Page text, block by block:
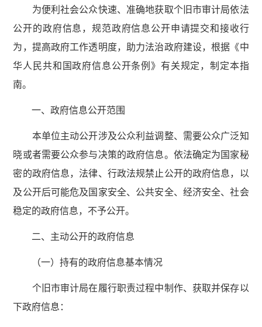
为便利社会公众快速、准确地获取个旧市审计局依法
公开的政府信息，规范政府信息公开申请提交和接收行
为，提高政府工作透明度，助力法治政府建设，根据《中
华人民共和国政府信息公开条例》有关规定，制定本指
南。
一、政府信息公开范围
本单位主动公开涉及公众利益调整、需要公众广泛知
晓或者需要公众参与决策的政府信息。依法确定为国家秘
密的政府信息，法律、行政法规禁止公开的政府信息，以
及公开后可能危及国家安全、公共安全、经济安全、社会
稳定的政府信息，不予公开。
二、主动公开的政府信息
（一）持有的政府信息基本情况
个旧市审计局在履行职责过程中制作、获取并保存以
下政府信息：